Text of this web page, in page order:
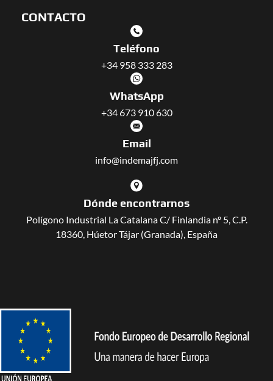
CONTACTO
Teléfono
+34 958 333 283
WhatsApp
+34 673 910 630
Email
info@indemajfj.com
Dónde encontrarnos
Polígono Industrial La Catalana C/ Finlandia nº 5, C.P.
18360, Húetor Tájar (Granada), España